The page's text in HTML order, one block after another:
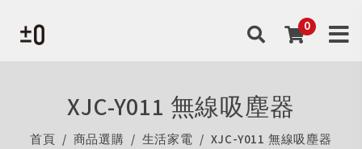
XJC-Y011 無線吸塵器
首頁 商品選購 生活家電 XJC-Y011 無線吸塵器